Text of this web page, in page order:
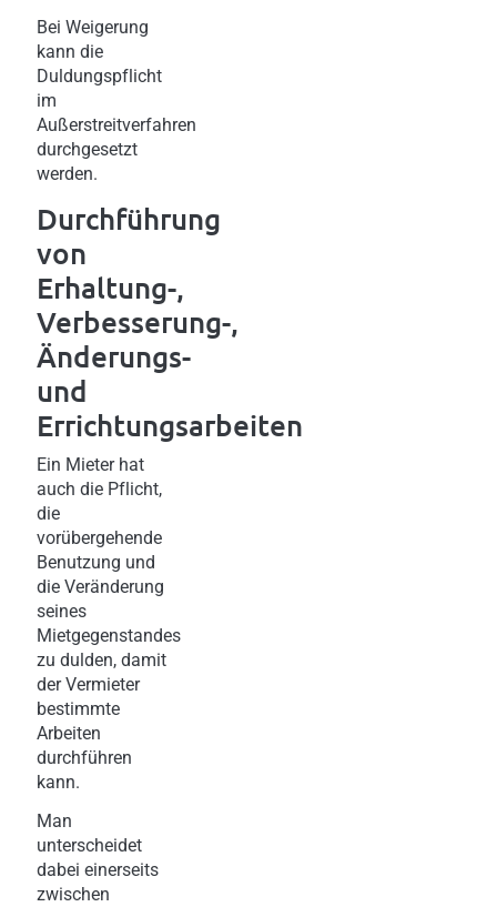
Bei Weigerung
kann die
Duldungspflicht
im
Außerstreitverfahren
durchgesetzt
werden.
Durchführung
von
Erhaltung-,
Verbesserung-,
Änderungs-
und
Errichtungsarbeiten
Ein Mieter hat
auch die Pflicht,
die
vorübergehende
Benutzung und
die Veränderung
seines
Mietgegenstandes
zu dulden, damit
der Vermieter
bestimmte
Arbeiten
durchführen
kann.
Man
unterscheidet
dabei einerseits
zwischen